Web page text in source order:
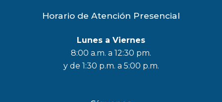
Horario de Atención Presencial
Lunes a Viernes
8:00 a.m. a 12:30 pm.
y de 1:30 p.m. a 5:00 p.m.